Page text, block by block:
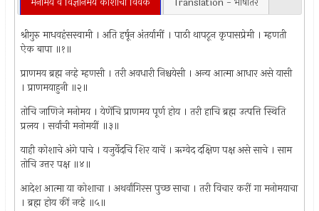
श्रीगुरु माधवहंसस्वामी । अति हर्षून अंतर्यामीं । पाठी थापटून कृपासप्रेमी । म्हणती
ऐक बापा ॥१॥
प्राणमय ब्रह्म नव्हे म्हणसी । तरी अवधारी निश्चयेसी । अन्य आत्मा आधार असे यासी
। प्राणमयाहुनी ॥२॥
तोचि जाणिजे मनोमय । येणेंचि प्राणमय पूर्ण होय । तरी हाचि ब्रह्म उत्पत्ति स्थिति
प्रलय । सर्वांची मनोमयीं ॥३॥
याही कोशाचे अंगे पाचे । यजुर्वेदचि शिर याचें । ऋग्वेद दक्षिण पक्ष असे साचे । साम
तोचि उत्तर पक्ष ॥४॥
आदेश आत्मा या कोशाचा । अथर्वांगिरस पुच्छ साचा । तरी विचार करीं गा मनोमयाचा
। ब्रह्म होय कीं नव्हे ॥५॥